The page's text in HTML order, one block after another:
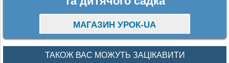
МАГАЗИН УРОК-UA
ТАКОЖ ВАС МОЖУТЬ ЗАЦІКАВИТИ